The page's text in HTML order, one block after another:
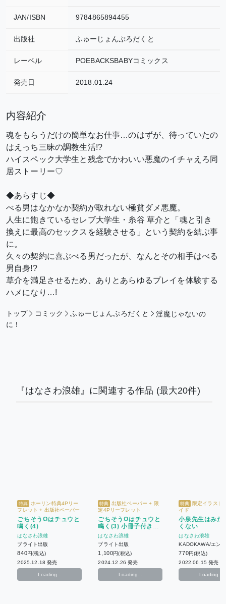
JAN/ISBN 9784865894455
出版社 ふゅーじょんぷろだくと
レーベル POEBACKSBABYコミックス
発売日 2018.01.24
内容紹介
魂をもらうだけの簡単なお仕事…のはずが、待っていたの
はえっち三昧の調教生活!?
ハイスペック大学生と残念でかわいい悪魔のイチャえろ同
居ストーリー♡
◆あらすじ◆
べる男はなかなか契約が取れない極貧ダメ悪魔。
人生に飽きているセレブ大学生・糸谷 草介と「魂と引き
換えに最高のセックスを経験させる」という契約を結ぶ事
に。
久々の契約に喜ぶべる男だったが、なんとその相手はべる
男自身!?
草介を満足させるため、ありとあらゆるプレイを体験する
ハメになり…!
トップ コミック ふゅーじょんぷろだくと
淫魔じゃないの
に！
『はなさわ浪雄』に関連する作品 (最大20件)
特典 ホーリン特典4Pリー
フレット + 出版社ペーパー
ごちそうΩはチュウと
鳴く(4)
はなさわ浪雄
ブライト出版
840円(税込)
2025.12.18 発売
Loading...
特典 出版社ペーパー + 限
定4Pリーフレット
ごちそうΩはチュウと
鳴く(3) 小冊子付き特
装版
はなさわ浪雄
ブライト出版
1,100円(税込)
2024.12.26 発売
Loading...
特典
限定イラスト
イド
小泉先生はみだ
くない
はなさわ浪雄
KADOKAWA/エン
770円(税込)
2022.06.15 発売
Loading...